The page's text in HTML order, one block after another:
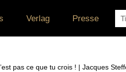
Verlag Presse
pas ce que tu crois ! | Jacques